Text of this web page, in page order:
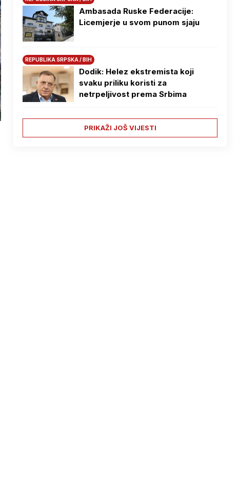
Ambasada Ruske Federacije:
Licemjerje u svom punom sjaju
REPUBLIKA SRPSKA / BIH
Dodik: Helez ekstremista koji
svaku priliku koristi za
netrpeljivost prema Srbima
PRIKAŽI JOŠ VIJESTI